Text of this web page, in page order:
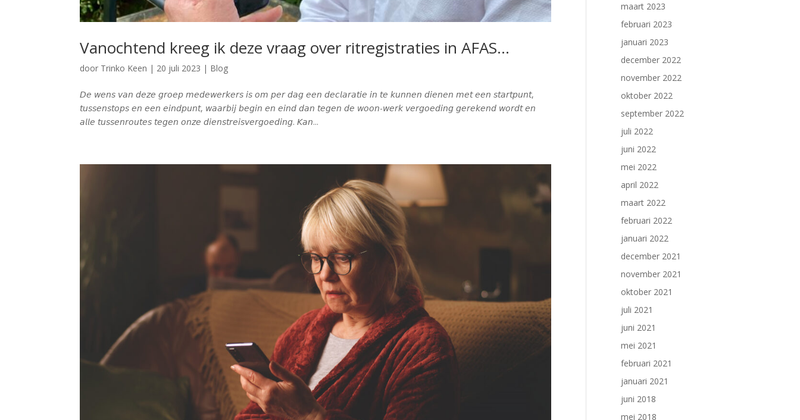
Vanochtend kreeg ik deze vraag over ritregistraties in AFAS…
door Trinko Keen | 20 juli 2023 | Blog
𝘋𝘦 𝘸𝘦𝘯𝘴 𝘷𝘢𝘯 𝘥𝘦𝘻𝘦 𝘨𝘳𝘰𝘦𝘱 𝘮𝘦𝘥𝘦𝘸𝘦𝘳𝘬𝘦𝘳𝘴 𝘪𝘴 𝘰𝘮 𝘱𝘦𝘳 𝘥𝘢𝘨 𝘦𝘦𝘯 𝘥𝘦𝘤𝘭𝘢𝘳𝘢𝘵𝘪𝘦 𝘪𝘯 𝘵𝘦 𝘬𝘶𝘯𝘯𝘦𝘯 𝘥𝘪𝘦𝘯𝘦𝘯 𝘮𝘦𝘵 𝘦𝘦𝘯 𝘴𝘵𝘢𝘳𝘵𝘱𝘶𝘯𝘵,
𝘵𝘶𝘴𝘴𝘦𝘯𝘴𝘵𝘰𝘱𝘴 𝘦𝘯 𝘦𝘦𝘯 𝘦𝘪𝘯𝘥𝘱𝘶𝘯𝘵, 𝘸𝘢𝘢𝘳𝘣𝘪𝘫 𝘣𝘦𝘨𝘪𝘯 𝘦𝘯 𝘦𝘪𝘯𝘥 𝘥𝘢𝘯 𝘵𝘦𝘨𝘦𝘯 𝘥𝘦 𝘸𝘰𝘰𝘯-𝘸𝘦𝘳𝘬 𝘷𝘦𝘳𝘨𝘰𝘦𝘥𝘪𝘯𝘨 𝘨𝘦𝘳𝘦𝘬𝘦𝘯𝘥 𝘸𝘰𝘳𝘥𝘵 𝘦𝘯
𝘢𝘭𝘭𝘦 𝘵𝘶𝘴𝘴𝘦𝘯𝘳𝘰𝘶𝘵𝘦𝘴 𝘵𝘦𝘨𝘦𝘯 𝘰𝘯𝘻𝘦 𝘥𝘪𝘦𝘯𝘴𝘵𝘳𝘦𝘪𝘴𝘷𝘦𝘳𝘨𝘰𝘦𝘥𝘪𝘯𝘨. 𝘒𝘢𝘯...
maart 2023
februari 2023
januari 2023
december 2022
november 2022
oktober 2022
september 2022
juli 2022
juni 2022
mei 2022
april 2022
maart 2022
februari 2022
januari 2022
december 2021
november 2021
oktober 2021
juli 2021
juni 2021
mei 2021
februari 2021
januari 2021
juni 2018
mei 2018